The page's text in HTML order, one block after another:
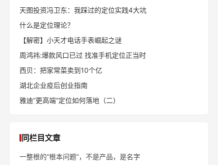
天图投资冯卫东：我踩过的定位实践4大坑
什么是定位理论？
【解密】小天才电话手表崛起之谜
周鸿祎:爆款风口已过 找准手机定位正当时
西贝：把家常菜卖到10个亿
湖北企业疫后创业指南
雅迪“更高端”定位如何落地（二）
同栏目文章
一整根的“根本问题”，不是产品，是名字